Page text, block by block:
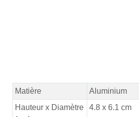
Matière
Aluminium
Hauteur x Diamètre
4.8 x 6.1 cm